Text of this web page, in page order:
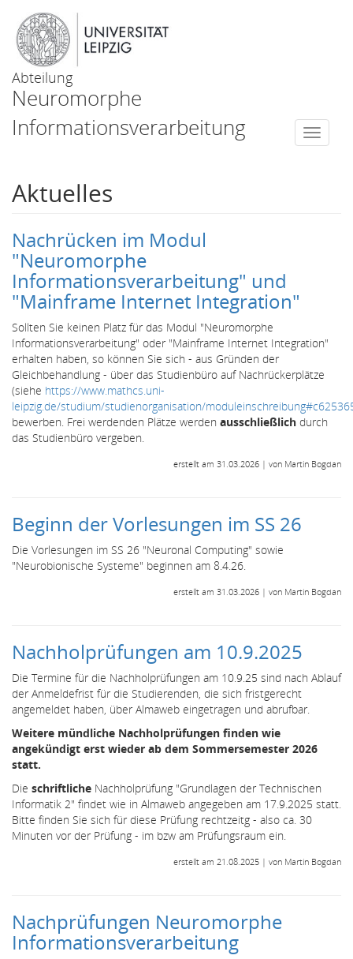
Abteilung
Neuromorphe
Informationsverarbeitung
Aktuelles
Nachrücken im Modul
"Neuromorphe
Informationsverarbeitung" und
"Mainframe Internet Integration"
Sollten Sie keinen Platz für das Modul "Neuromorphe
Informationsverarbeitung" oder "Mainframe Internet Integration"
erhalten haben, so können Sie sich - aus Gründen der
Gleichbehandlung - über das Studienbüro auf Nachrückerplätze
(siehe https://www.mathcs.uni-
leipzig.de/studium/studienorganisation/
bewerben. Frei werdenden Plätze werden ausschließlich durch
das Studienbüro vergeben.
erstellt am 31.03.2026 | von Martin Bogdan
Beginn der Vorlesungen im SS 26
Die Vorlesungen im SS 26 "Neuronal Computing" sowie
"Neurobionische Systeme" beginnen am 8.4.26.
erstellt am 31.03.2026 | von Martin Bogdan
Nachholprüfungen am 10.9.2025
Die Termine für die Nachholprüfungen am 10.9.25 sind nach Ablauf
der Anmeldefrist für die Studierenden, die sich fristgerecht
angemeldet haben, über Almaweb eingetragen und abrufbar.
Weitere mündliche Nachholprüfungen finden wie
angekündigt erst wieder ab dem Sommersemester 2026
statt.
Die schriftliche Nachholprüfung "Grundlagen der Technischen
Informatik 2" findet wie in Almaweb angegeben am 17.9.2025 statt.
Bitte finden Sie sich für diese Prüfung rechtzeitg - also ca. 30
Minuten vor der Prüfung - im bzw am Prüfungsraum ein.
erstellt am 21.08.2025 | von Martin Bogdan
Nachprüfungen Neuromorphe
Informationsverarbeitung